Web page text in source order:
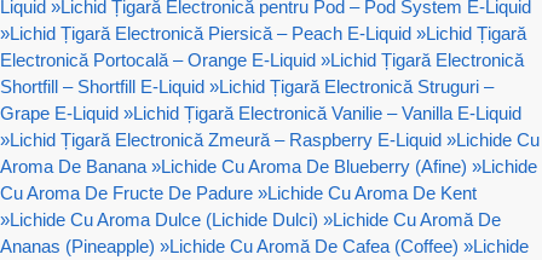
Liquid »Lichid Țigară Electronică pentru Pod – Pod System E-Liquid
»Lichid Țigară Electronică Piersică – Peach E-Liquid »Lichid Țigară
Electronică Portocală – Orange E-Liquid »Lichid Țigară Electronică
Shortfill – Shortfill E-Liquid »Lichid Țigară Electronică Struguri –
Grape E-Liquid »Lichid Țigară Electronică Vanilie – Vanilla E-Liquid
»Lichid Țigară Electronică Zmeură – Raspberry E-Liquid »Lichide Cu
Aroma De Banana »Lichide Cu Aroma De Blueberry (Afine) »Lichide
Cu Aroma De Fructe De Padure »Lichide Cu Aroma De Kent
»Lichide Cu Aroma Dulce (Lichide Dulci) »Lichide Cu Aromă De
Ananas (Pineapple) »Lichide Cu Aromă De Cafea (Coffee) »Lichide